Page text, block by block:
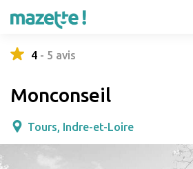
4 - 5 avis
Monconseil
Tours, Indre-et-Loire